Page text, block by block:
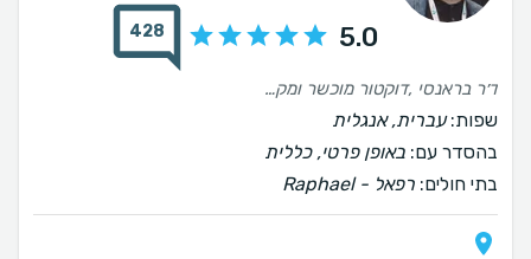
5.0
428
ד׳ר בראנסי ,דוקטור מוכשר ומקצועי ,עושה הכל כדי להגיע לתוצאה מעולה, אכפתי ודואג ומתעניין לשלום המנותח . ממליצה בחום רופא מספר 1!!
שפות:עברית, אנגלית
בהסדר עם: באופן פרטי, כללית
בתי חולים: רפאל - Raphael